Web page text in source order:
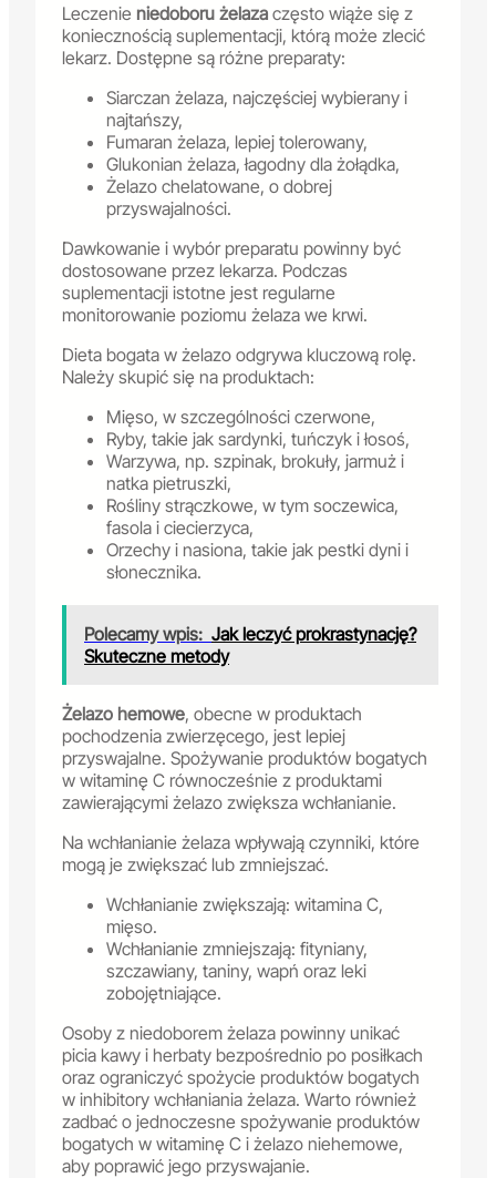
Leczenie niedoboru żelaza często wiąże się z
koniecznością suplementacji, którą może zlecić
lekarz. Dostępne są różne preparaty:
Siarczan żelaza, najczęściej wybierany i
najtańszy,
Fumaran żelaza, lepiej tolerowany,
Glukonian żelaza, łagodny dla żołądka,
Żelazo chelatowane, o dobrej
przyswajalności.
Dawkowanie i wybór preparatu powinny być
dostosowane przez lekarza. Podczas
suplementacji istotne jest regularne
monitorowanie poziomu żelaza we krwi.
Dieta bogata w żelazo odgrywa kluczową rolę.
Należy skupić się na produktach:
Mięso, w szczególności czerwone,
Ryby, takie jak sardynki, tuńczyk i łosoś,
Warzywa, np. szpinak, brokuły, jarmuż i
natka pietruszki,
Rośliny strączkowe, w tym soczewica,
fasola i ciecierzyca,
Orzechy i nasiona, takie jak pestki dyni i
słonecznika.
Polecamy wpis: Jak leczyć prokrastynację?
Skuteczne metody
Żelazo hemowe, obecne w produktach
pochodzenia zwierzęcego, jest lepiej
przyswajalne. Spożywanie produktów bogatych
w witaminę C równocześnie z produktami
zawierającymi żelazo zwiększa wchłanianie.
Na wchłanianie żelaza wpływają czynniki, które
mogą je zwiększać lub zmniejszać.
Wchłanianie zwiększają: witamina C,
mięso.
Wchłanianie zmniejszają: fityniany,
szczawiany, taniny, wapń oraz leki
zobojętniające.
Osoby z niedoborem żelaza powinny unikać
picia kawy i herbaty bezpośrednio po posiłkach
oraz ograniczyć spożycie produktów bogatych
w inhibitory wchłaniania żelaza. Warto również
zadbać o jednoczesne spożywanie produktów
bogatych w witaminę C i żelazo niehemowe,
aby poprawić jego przyswajanie.